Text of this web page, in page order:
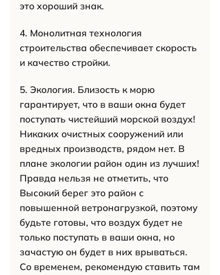
это хороший знак.
4. Монолитная технология
строительства обеспечивает скорость
и качество стройки.
5. Экология. Близость к морю
гарантирует, что в ваши окна будет
поступать чистейший морской воздух!
Никаких очистных сооружений или
вредных производств, рядом нет. В
плане экологии район один из лучших!
Правда нельзя не отметить, что
Высокий берег это район с
повышенной ветронагрузкой, поэтому
будьте готовы, что воздух будет не
только поступать в ваши окна, но
зачастую он будет в них врываться.
Со временем, рекомендую ставить там